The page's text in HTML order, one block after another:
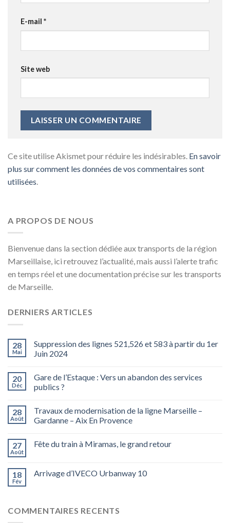
E-mail *
Site web
Ce site utilise Akismet pour réduire les indésirables. En savoir
plus sur comment les données de vos commentaires sont
utilisées
A PROPOS DE NOUS
Bienvenue dans la section dédiée aux transports de la région
Marseillaise, ici retrouvez l’actualité, mais aussi l’alerte trafic
en temps réel et une documentation précise sur les transports
de Marseille.
DERNIERS ARTICLES
28
Mai
Suppression des lignes 521,526 et 583 à partir du 1er
Juin 2024
20
Déc
Gare de l’Estaque : Vers un abandon des services
publics ?
28
Août
Travaux de modernisation de la ligne Marseille –
Gardanne – Aix En Provence
27
Août
Fête du train à Miramas, le grand retour
18
Fév
Arrivage d’IVECO Urbanway 10
COMMENTAIRES RECENTS